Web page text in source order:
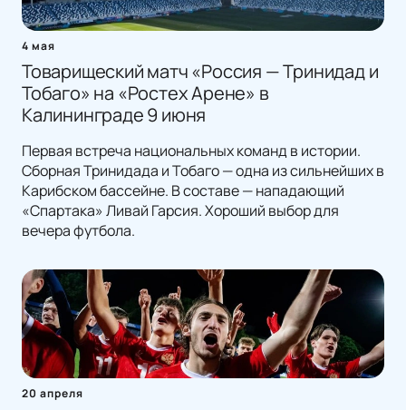
4 мая
Товарищеский матч «Россия — Тринидад и
Тобаго» на «Ростех Арене» в
Калининграде 9 июня
Первая встреча национальных команд в истории.
Сборная Тринидада и Тобаго — одна из сильнейших в
Карибском бассейне. В составе — нападающий
«Спартака» Ливай Гарсия. Хороший выбор для
вечера футбола.
20 апреля